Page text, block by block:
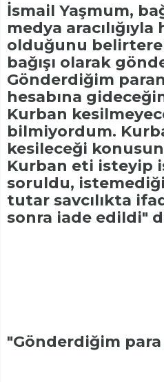
İsmail Yaşmum,
medya
olduğunu
bağışı olarak
Gönderdiğim
hesabına
Kurban
bilmiyordum.
kesileceği
Kurban eti isteyip
soruldu,
tutar savcılıkta
sonra iade edildi"
"Gönderdiğim